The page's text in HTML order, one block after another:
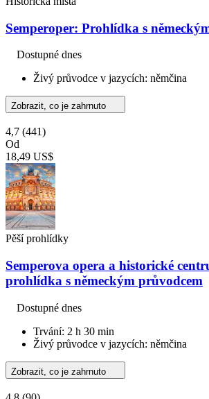
Semperoper: Prohlídka s
Dostupné dnes
Živý průvodce v jazycích: němčina
Zobrazit, co je zahrnuto
4,7 (441)
Od
18,49 US$
Pěší prohlídky
Semperova opera a historické
prohlídka s německým průvodcem
Dostupné dnes
Trvání: 2 h 30 min
Živý průvodce v jazycích: němčina
Zobrazit, co je zahrnuto